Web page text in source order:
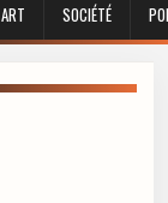
SOCIÉTÉ